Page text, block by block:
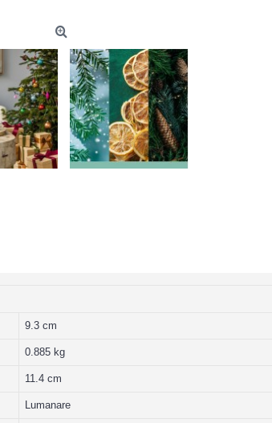
9.3 cm
0.885 kg
11.4 cm
Lumanare